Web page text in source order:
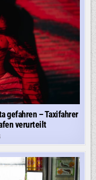
gefahren – Taxifahrer
verurteilt